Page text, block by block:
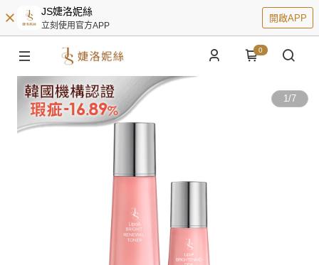
JS婕洛妮絲
立刻使用官方APP
開啟APP
0
1/7